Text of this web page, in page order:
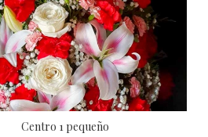
Centro 1 pequeño